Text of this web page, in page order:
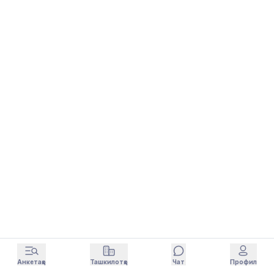
Анкетаҳо Ташкилотҳо Чат Профил